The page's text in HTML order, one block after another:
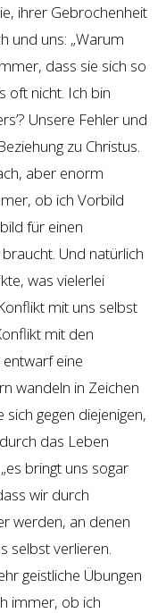
ihrer Gebrochenheit
und uns: „Warum
dass sie sich so
oft nicht. Ich bin
Unsere Fehler und
zu Christus.
aber enorm
ob ich Vorbild
für einen
Und natürlich
was vielerlei
mit uns selbst
mit den
eine
wandeln in Zeichen
gegen diejenigen,
das Leben
bringt uns sogar
wir durch
werden, an denen
selbst verlieren.
geistliche Übungen
immer, ob ich